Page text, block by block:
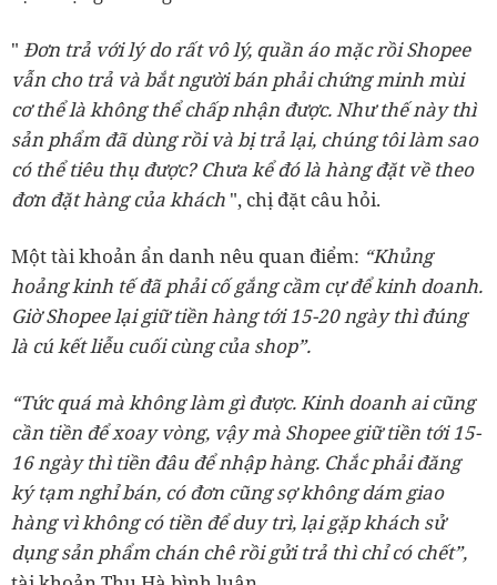
" Đơn trả với lý do rất vô lý, quần áo mặc rồi Shopee
vẫn cho trả và bắt người bán phải chứng minh mùi
cơ thể là không thể chấp nhận được. Như thế này thì
sản phẩm đã dùng rồi và bị trả lại, chúng tôi làm sao
có thể tiêu thụ được? Chưa kể đó là hàng đặt về theo
đơn đặt hàng của khách ", chị đặt câu hỏi.
Một tài khoản ẩn danh nêu quan điểm: “Khủng
hoảng kinh tế đã phải cố gắng cầm cự để kinh doanh.
Giờ Shopee lại giữ tiền hàng tới 15-20 ngày thì đúng
là cú kết liễu cuối cùng của shop”.
“Tức quá mà không làm gì được. Kinh doanh ai cũng
cần tiền để xoay vòng, vậy mà Shopee giữ tiền tới 15-
16 ngày thì tiền đâu để nhập hàng. Chắc phải đăng
ký tạm nghỉ bán, có đơn cũng sợ không dám giao
hàng vì không có tiền để duy trì, lại gặp khách sử
dụng sản phẩm chán chê rồi gửi trả thì chỉ có chết”,